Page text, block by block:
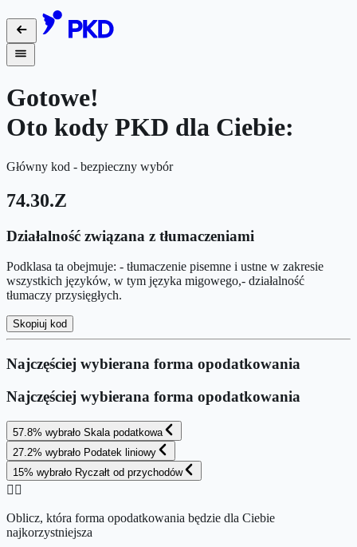
Gotowe!
Oto kody PKD dla Ciebie:
Główny kod - bezpieczny wybór
74.30.Z
Działalność związana z tłumaczeniami
Podklasa ta obejmuje: - tłumaczenie pisemne i ustne w zakresie
wszystkich języków, w tym języka migowego,- działalność
tłumaczy przysięgłych.
Skopiuj kod
Najczęściej wybierana forma opodatkowania
Najczęściej wybierana forma opodatkowania
57.8% wybrało Skala podatkowa
27.2% wybrało Podatek liniowy
15% wybrało Ryczałt od przychodów
👉🏻
Oblicz, która forma opodatkowania będzie dla Ciebie
najkorzystniejsza